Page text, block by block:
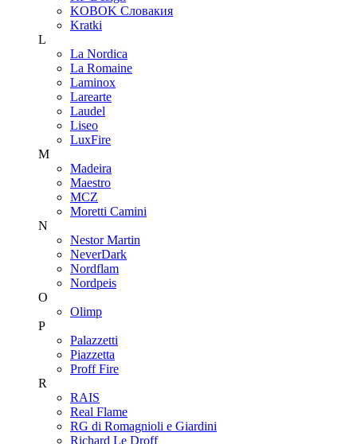
KOBOK Словакия
Kratki
L
La Nordica
La Romaine
Laminox
Larearte
Laudel
Liseo
LuxFire
M
Madeira
Maestro
MCZ
Moretti Camini
N
Nestor Martin
NeverDark
Nordflam
Nordpeis
O
Olimp
P
Palazzetti
Piazzetta
Proff Fire
R
RAIS
Real Flame
RG di Romagnioli e Giardini
Richard Le Droff